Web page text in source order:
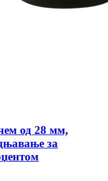
од 28 мм,
за